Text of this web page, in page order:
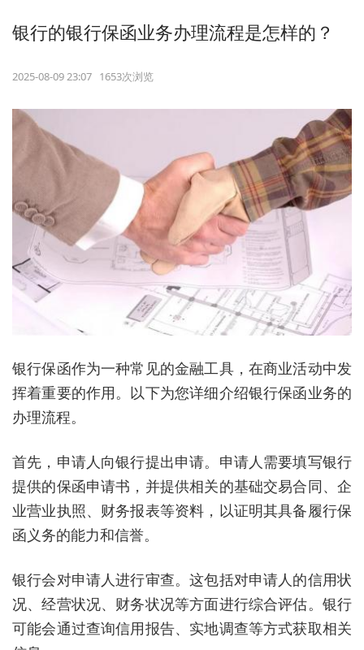
银行的银行保函业务办理流程是怎样的？
2025-08-09 23:07 1653次浏览
银行保函作为一种常见的金融工具，在商业活动中发
挥着重要的作用。以下为您详细介绍银行保函业务的
办理流程。
首先，申请人向银行提出申请。申请人需要填写银行
提供的保函申请书，并提供相关的基础交易合同、企
业营业执照、财务报表等资料，以证明其具备履行保
函义务的能力和信誉。
银行会对申请人进行审查。这包括对申请人的信用状
况、经营状况、财务状况等方面进行综合评估。银行
可能会通过查询信用报告、实地调查等方式获取相关